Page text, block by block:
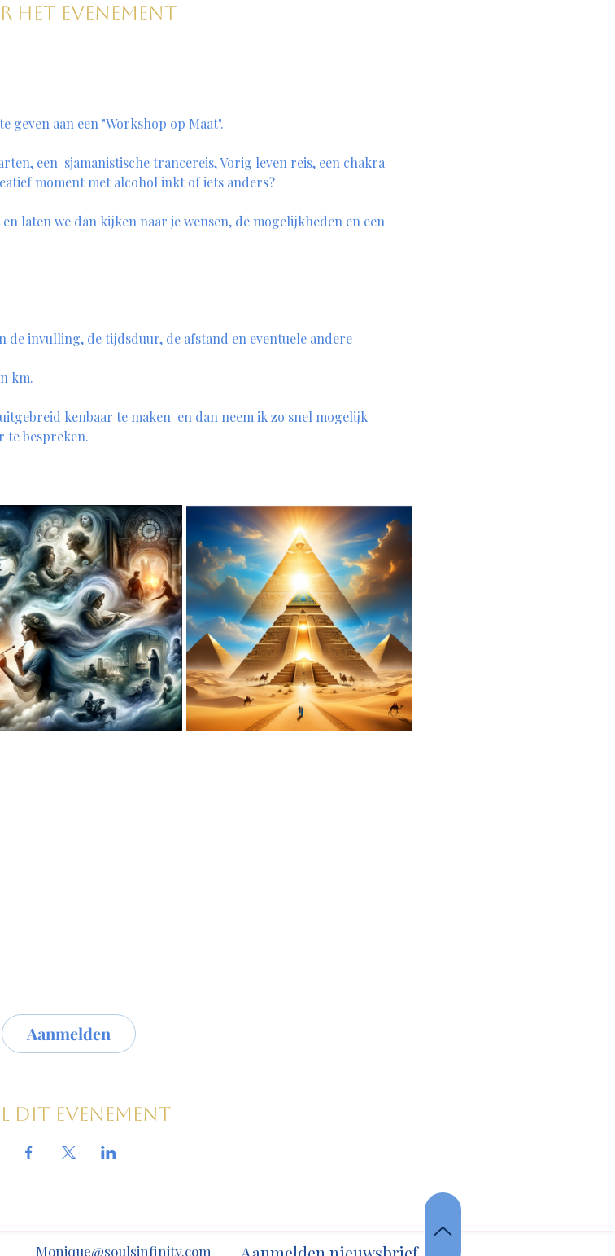
het evenement
aan een "Workshop op Maat".
een  sjamanistische trancereis, Vorig leven reis, een chakra
moment met alcohol inkt of iets anders?
laten we dan kijken naar je wensen, de mogelijkheden en een
de invulling, de tijdsduur, de afstand en eventuele andere
km.
kenbaar te maken  en dan neem ik zo snel mogelijk
te bespreken.
Aanmelden
dit evenement
Monique@soulsinfinity.com